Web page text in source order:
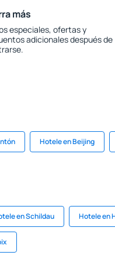
más
especiales, ofertas y
adicionales después de
Hotele en Beijing
en Schildau Hotele en